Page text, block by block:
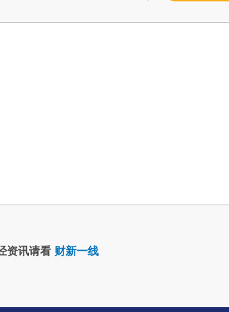
资讯请看 财新一线